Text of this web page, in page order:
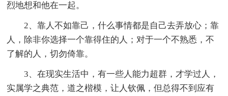
烈地想和他在一起。
2、靠人不如靠己，什么事情都是自己去弄放心；靠
人，除非你选择一个靠得住的人；对于一个不熟悉，不
了解的人，切勿倚靠。
3、在现实生活中，有一些人能力超群，才学过人，
实属学之典范，道之楷模，让人钦佩，但总得不到应有